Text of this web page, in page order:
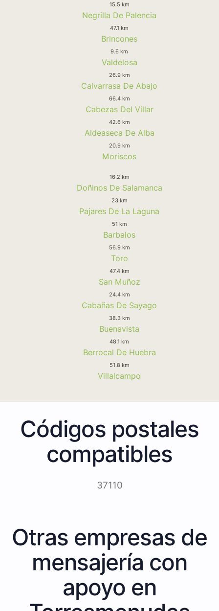
15.5 km
Negrilla De Palencia
47.1 km
Brincones
9.6 km
Valdelosa
26.9 km
Calvarrasa De Abajo
66.4 km
Cabezas Del Villar
42.6 km
Aldeaseca De Alba
20.9 km
Moriscos
16.2 km
Doñinos De Salamanca
23 km
Pajares De La Laguna
51 km
Barbalos
56.9 km
Toro
47.4 km
San Muñoz
24.4 km
Cabañas De Sayago
38.3 km
Buenavista
48.1 km
Berrocal De Huebra
51.8 km
Villalcampo
Códigos postales
compatibles
37110
Otras empresas de
mensajería con
apoyo en